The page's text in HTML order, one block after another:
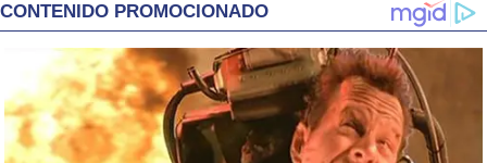
CONTENIDO PROMOCIONADO